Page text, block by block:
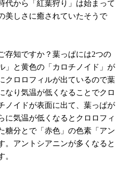
代から「紅葉狩り」は始まって
美しさに癒されていたそうで
存知ですか？葉っぱには2つの
」と黄色の「カロチノイド」が
クロロフィルが出ているので葉
なり気温が低くなることでクロ
ノイドが表面に出て、葉っぱが
に気温が低くなるとクロロフィ
糖分とで「赤色」の色素「アン
。アントシアニンが多くなると
。